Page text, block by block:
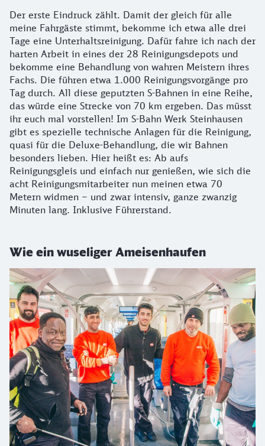
Der erste Eindruck zählt. Damit der gleich für alle
meine Fahrgäste stimmt, bekomme ich etwa alle drei
Tage eine Unterhaltsreinigung. Dafür fahre ich nach der
harten Arbeit in eines der 28 Reinigungsdepots und
bekomme eine Behandlung von wahren Meistern ihres
Fachs. Die führen etwa 1.000 Reinigungsvorgänge pro
Tag durch. All diese geputzten S-Bahnen in eine Reihe,
das würde eine Strecke von 70 km ergeben. Das müsst
ihr euch mal vorstellen! Im S-Bahn Werk Steinhausen
gibt es spezielle technische Anlagen für die Reinigung,
quasi für die Deluxe-Behandlung, die wir Bahnen
besonders lieben. Hier heißt es: Ab aufs
Reinigungsgleis und einfach nur genießen, wie sich die
acht Reinigungsmitarbeiter nun meinen etwa 70
Metern widmen – und zwar intensiv, ganze zwanzig
Minuten lang. Inklusive Führerstand.
Wie ein wuseliger Ameisenhaufen